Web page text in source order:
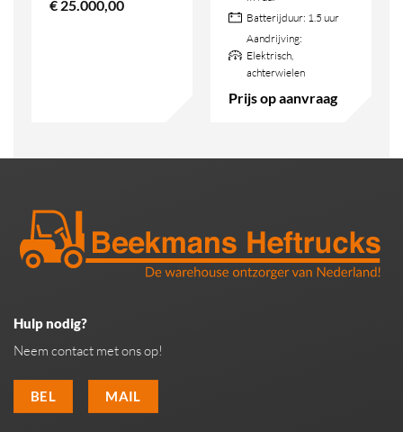
€25.000,00
Batterijduur: 1.5 uur
Aandrijving:
Elektrisch,
achterwielen
Prijs op aanvraag
Hulp nodig?
Neem contact met ons op!
BEL MAIL